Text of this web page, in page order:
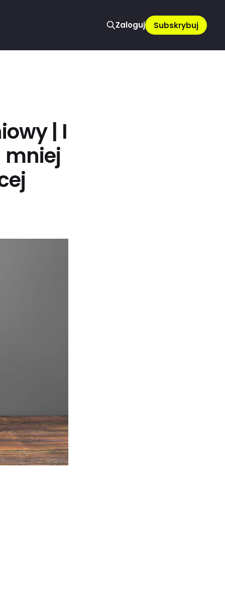
Zaloguj Subskrybuj
| I
mniej